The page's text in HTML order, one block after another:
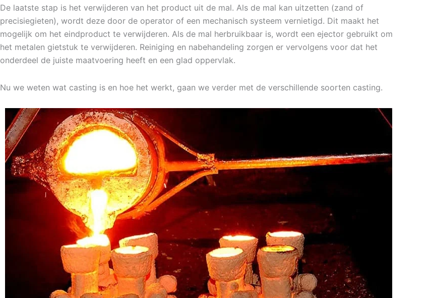
De laatste stap is het verwijderen van het product uit de mal. Als de mal kan uitzetten (zand of
precisiegieten), wordt deze door de operator of een mechanisch systeem vernietigd. Dit maakt het
mogelijk om het eindproduct te verwijderen. Als de mal herbruikbaar is, wordt een ejector gebruikt om
het metalen gietstuk te verwijderen. Reiniging en nabehandeling zorgen er vervolgens voor dat het
onderdeel de juiste maatvoering heeft en een glad oppervlak.
Nu we weten wat casting is en hoe het werkt, gaan we verder met de verschillende soorten casting.